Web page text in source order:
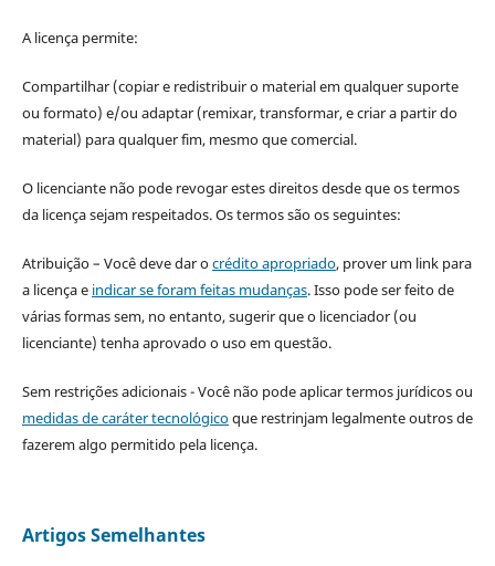
A licença permite:
Compartilhar (copiar e redistribuir o material em qualquer suporte
ou formato) e/ou adaptar (remixar, transformar, e criar a partir do
material) para qualquer fim, mesmo que comercial.
O licenciante não pode revogar estes direitos desde que os termos
da licença sejam respeitados. Os termos são os seguintes:
Atribuição – Você deve dar ocrédito apropriado, prover um link para
a licença e indicar se foram feitas mudanças. Isso pode ser feito de
várias formas sem, no entanto, sugerir que o licenciador (ou
licenciante) tenha aprovado o uso em questão.
Sem restrições adicionais - Você não pode aplicar termos jurídicos ou
medidas de caráter tecnológicoque restrinjam legalmente outros de
fazerem algo permitido pela licença.
Artigos Semelhantes